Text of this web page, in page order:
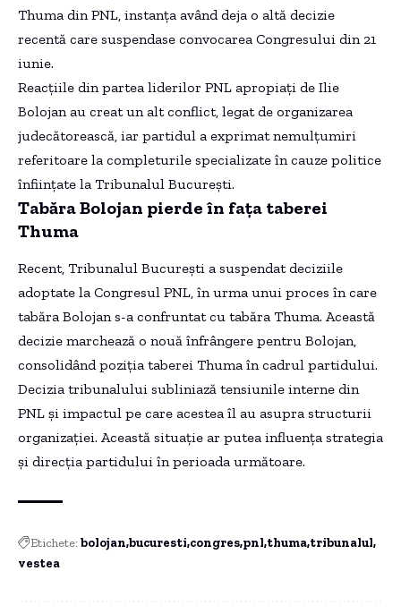
Thuma din PNL, instanța având deja o altă decizie
recentă care suspendase convocarea Congresului din 21
iunie.
Reacțiile din partea liderilor PNL apropiați de Ilie
Bolojan au creat un alt conflict, legat de organizarea
judecătorească, iar partidul a exprimat nemulțumiri
referitoare la completurile specializate în cauze politice
înființate la Tribunalul București.
Tabăra Bolojan pierde în fața taberei
Thuma
Recent, Tribunalul București a suspendat deciziile
adoptate la Congresul PNL, în urma unui proces în care
tabăra Bolojan s-a confruntat cu tabăra Thuma. Această
decizie marchează o nouă înfrângere pentru Bolojan,
consolidând poziția taberei Thuma în cadrul partidului.
Decizia tribunalului subliniază tensiunile interne din
PNL și impactul pe care acestea îl au asupra structurii
organizației. Această situație ar putea influența strategia
și direcția partidului în perioada următoare.
Etichete: bolojan bucuresti congres pnl thuma tribunalul
vestea